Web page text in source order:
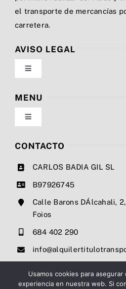
el transporte de mercancías
carretera.
AVISO LEGAL
Toggle
Navigation
Política de privacidad
Condiciones de uso
MENU
Toggle
Navigation
Nosotros
Precios
Contacto
CONTACTO
CARLOS BADIA GIL SL
B97926745
Calle Barons DÁlcahali,
Foios
684 402 290
Usamos cookies para
experiencia en nuestra web. Si